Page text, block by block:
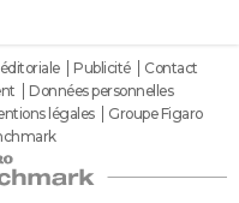
Publicité
Contact
Données personnelles
légales
Groupe Figaro